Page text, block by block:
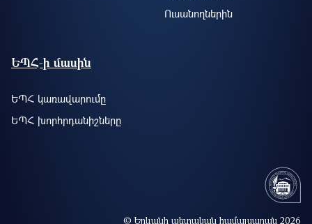
Ուսանողներին
ԵՊՀ-ի մասին
ԵՊՀ կառավարումը
ԵՊՀ խորհրդանիշները
© Երևանի պետական համալսարան 2026